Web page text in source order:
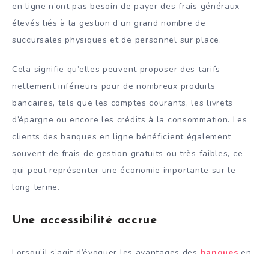
en ligne n’ont pas besoin de payer des frais généraux
élevés liés à la gestion d’un grand nombre de
succursales physiques et de personnel sur place.
Cela signifie qu’elles peuvent proposer des tarifs
nettement inférieurs pour de nombreux produits
bancaires, tels que les comptes courants, les livrets
d’épargne ou encore les crédits à la consommation. Les
clients des banques en ligne bénéficient également
souvent de frais de gestion gratuits ou très faibles, ce
qui peut représenter une économie importante sur le
long terme.
Une accessibilité accrue